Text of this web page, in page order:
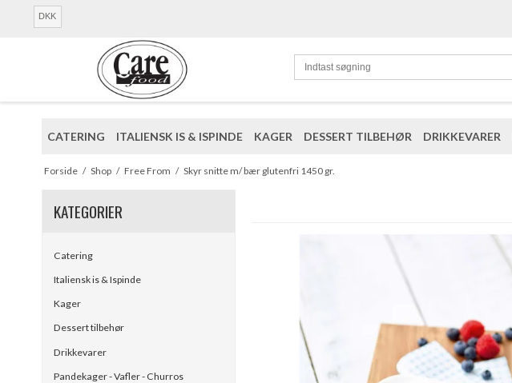
DKK
CATERING ITALIENSK IS & ISPINDE KAGER DESSERT TILBEHØR DRIKKEVARER
Forside / Shop / Free From / Skyr snitte m/ bær glutenfri 1450 gr.
KATEGORIER
Catering
Italiensk is & Ispinde
Kager
Dessert tilbehør
Drikkevarer
Pandekager - Vafler - Churros